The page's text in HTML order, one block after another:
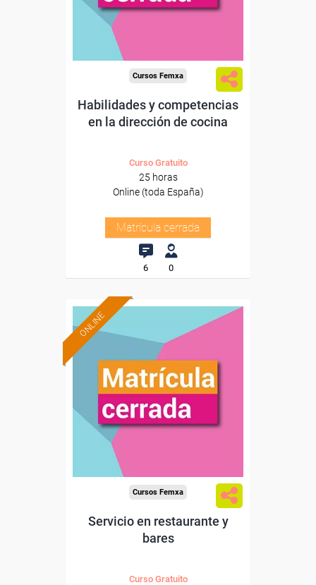
Cursos Femxa
Habilidades y competencias
en la dirección de cocina
Curso Gratuito
25 horas
Online (toda España)
Matrícula cerrada
6 0
ONLINE
Cursos Femxa
Servicio en restaurante y
bares
Curso Gratuito